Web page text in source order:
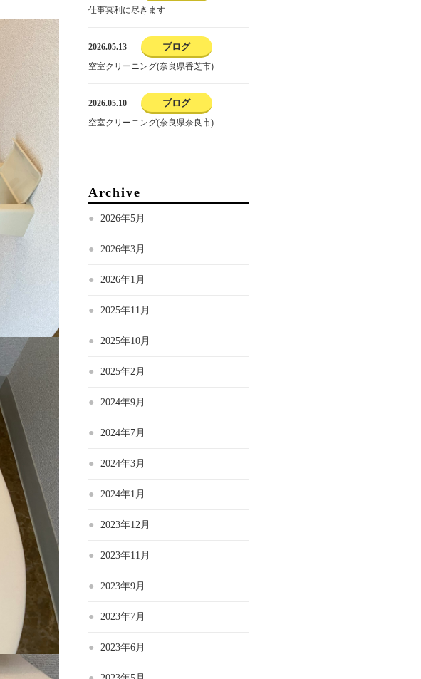
仕事冥利に尽きます
2026.05.13 ブログ
空室クリーニング(奈良県香芝市)
2026.05.10 ブログ
空室クリーニング(奈良県奈良市)
Archive
2026年5月
2026年3月
2026年1月
2025年11月
2025年10月
2025年2月
2024年9月
2024年7月
2024年3月
2024年1月
2023年12月
2023年11月
2023年9月
2023年7月
2023年6月